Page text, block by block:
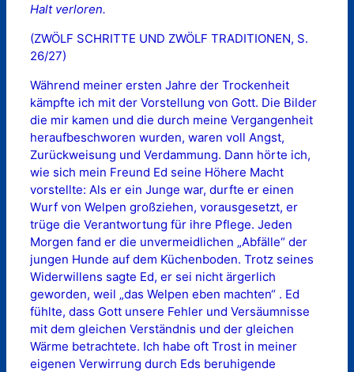
Halt verloren.
(ZWÖLF SCHRITTE UND ZWÖLF TRADITIONEN, S.
26/27)
Während meiner ersten Jahre der Trockenheit
kämpfte ich mit der Vorstellung von Gott. Die Bilder
die mir kamen und die durch meine Vergangenheit
heraufbeschworen wurden, waren voll Angst,
Zurückweisung und Verdammung. Dann hörte ich,
wie sich mein Freund Ed seine Höhere Macht
vorstellte: Als er ein Junge war, durfte er einen
Wurf von Welpen großziehen, vorausgesetzt, er
trüge die Verantwortung für ihre Pflege. Jeden
Morgen fand er die unvermeidlichen „Abfälle“ der
jungen Hunde auf dem Küchenboden. Trotz seines
Widerwillens sagte Ed, er sei nicht ärgerlich
geworden, weil „das Welpen eben machten“ . Ed
fühlte, dass Gott unsere Fehler und Versäumnisse
mit dem gleichen Verständnis und der gleichen
Wärme betrachtete. Ich habe oft Trost in meiner
eigenen Verwirrung durch Eds beruhigende